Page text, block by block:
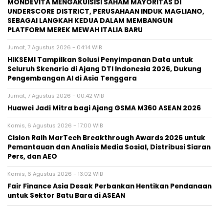
MONDEVITA MENGAKUISISI SAHAM MAYORITAS DI
UNDERSCORE DISTRICT, PERUSAHAAN INDUK MAGLIANO,
SEBAGAI LANGKAH KEDUA DALAM MEMBANGUN
PLATFORM MEREK MEWAH ITALIA BARU
Jumat, 7 Agustus 2026 - 04:14 WIB
HIKSEMI Tampilkan Solusi Penyimpanan Data untuk
Seluruh Skenario di Ajang DTI Indonesia 2026, Dukung
Pengembangan AI di Asia Tenggara
Jumat, 7 Agustus 2026 - 00:42 WIB
Huawei Jadi Mitra bagi Ajang GSMA M360 ASEAN 2026
Kamis, 6 Agustus 2026 - 17:00 WIB
Cision Raih MarTech Breakthrough Awards 2026 untuk
Pemantauan dan Analisis Media Sosial, Distribusi Siaran
Pers, dan AEO
Kamis, 6 Agustus 2026 - 13:02 WIB
Fair Finance Asia Desak Perbankan Hentikan Pendanaan
untuk Sektor Batu Bara di ASEAN